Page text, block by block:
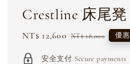
Crestline 床尾凳
Sale
NT$ 12,600 Regular
NT$ 18,000 優惠
安全支付 Secure payments